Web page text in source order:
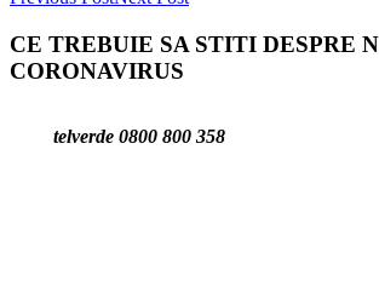
CE TREBUIE SA STITI DESPRE
CORONAVIRUS
telverde 0800 800 358